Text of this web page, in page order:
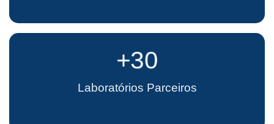
+30
Laboratórios Parceiros